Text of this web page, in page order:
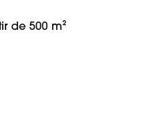
de 500 m²